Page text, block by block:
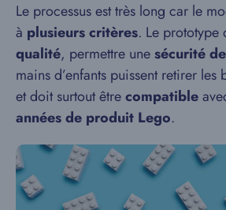
Le processus est très long car le
à plusieurs critères. Le prototype
qualité, permettre unesécurité
mains d’enfants puissent retirer les
et doit surtout êtrecompatible
années de produit Lego.